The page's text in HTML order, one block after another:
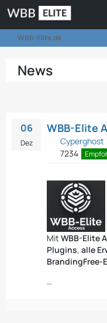
WBB-Elite.de
News
06
Dez
WBB-Elite
Cyperghost
7234
Mit WBB-Elite
Plugins, alle
BrandingFree-
…